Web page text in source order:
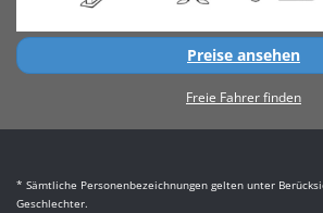
Preise ansehen
Freie Fahrer finden
* Sämtliche Personenbezeichnungen gelten unter
Geschlechter.